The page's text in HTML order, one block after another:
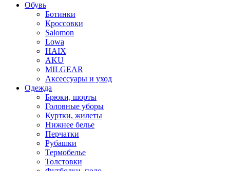
Обувь
Ботинки
Кроссовки
Salomon
Lowa
HAIX
AKU
MILGEAR
Аксессуары и уход
Одежда
Брюки, шорты
Головные уборы
Куртки, жилеты
Нижнее белье
Перчатки
Рубашки
Термобелье
Толстовки